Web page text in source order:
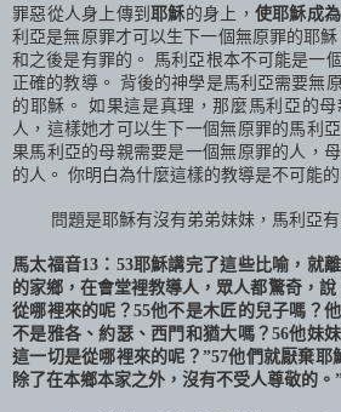
罪惡從人身上傳到耶穌的身上， 使耶穌成
利亞是無原罪才可以生下一個無原罪的耶
和之後是有罪的。 馬利亞根本不可能是一
正確的教導。 背後的神學是馬利亞需要無
的耶穌。 如果這是真理，那麼馬利亞的
人，這樣她才可以生下一個無原罪的馬利
果馬利亞的母親需要是一個無原罪的人，
的人。 你明白為什麼這樣的教導是不可能的
問題是耶穌有沒有弟弟妹妹，馬利亞
馬太福音13 ： 53耶穌講完了這些比喻，就
的家鄉，在會堂裡教導人，眾人都驚奇，
從哪裡來的呢？ 55他不是木匠的兒子嗎？
不是雅各、約瑟、西門和猶大嗎？56他妹
這一切是從哪裡來的呢？”57他們就厭棄耶
除了在本鄉本家之外，沒有不受人尊敬的。